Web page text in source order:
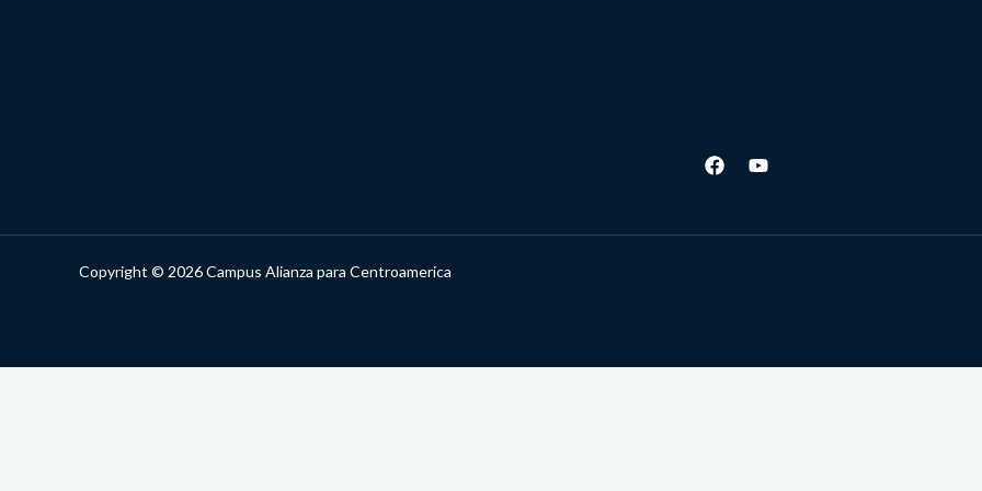
Copyright © 2026 Campus Alianza para Centroamerica